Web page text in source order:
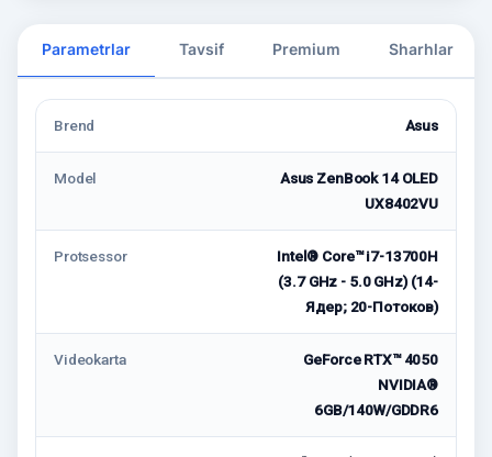
Parametrlar Tavsif Premium Sharhlar
Brend Asus
Model
Asus ZenBook 14 OLED
UX8402VU
Protsessor
Intel® Core™ i7-13700H
(3.7 GHz - 5.0 GHz) (14-
Ядeр; 20-Потоков)
Videokarta
GeForce RTX™ 4050
NVIDIA®
6GB/140W/GDDR6